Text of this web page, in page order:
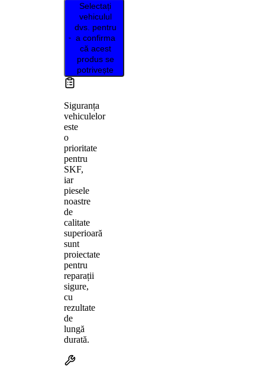
Selectați
vehiculul
dvs. pentru
a confirma
că acest
produs se
potrivește
Siguranța
vehiculelor
este
o
prioritate
pentru
SKF,
iar
piesele
noastre
de
calitate
superioară
sunt
proiectate
pentru
reparații
sigure,
cu
rezultate
de
lungă
durată.